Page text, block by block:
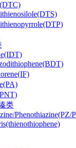
类
Phenothiazine(PZ/